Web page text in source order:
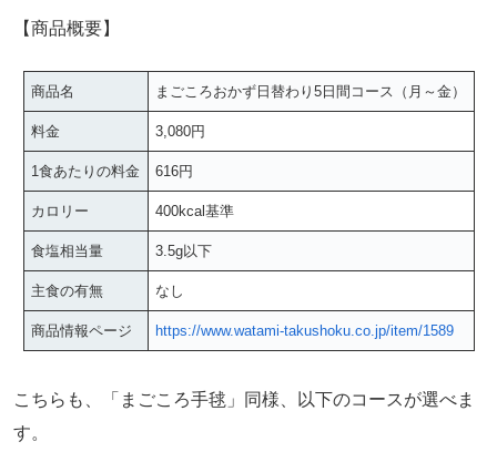
【商品概要】
商品名 まごころおかず日替わり5日間コース（月～金）
料金 3,080円
1食あたりの料金 616円
カロリー 400kcal基準
食塩相当量 3.5g以下
主食の有無 なし
商品情報ページ https://www.watami-takushoku.co.jp/item/1589
こちらも、「まごころ手毬」同様、以下のコースが選べま
す。